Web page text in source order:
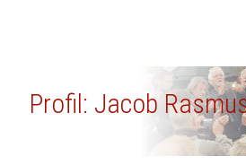
Profil: Jacob